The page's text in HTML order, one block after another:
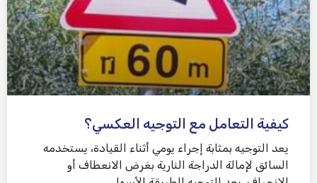
كيفية التعامل مع التوجيه العكسي؟
يعد التوجيه بمثابة إجراء يومي أثناء القيادة، يستخدمه
السائق لإمالة الدراجة النارية بغرض الانعطاف أو